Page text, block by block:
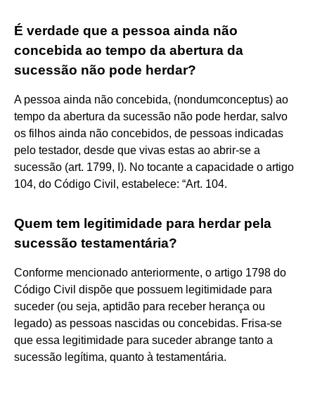
É verdade que a pessoa ainda não
concebida ao tempo da abertura da
sucessão não pode herdar?
A pessoa ainda não concebida, (nondumconceptus) ao
tempo da abertura da sucessão não pode herdar, salvo
os filhos ainda não concebidos, de pessoas indicadas
pelo testador, desde que vivas estas ao abrir-se a
sucessão (art. 1799, I). No tocante a capacidade o artigo
104, do Código Civil, estabelece: “Art. 104.
Quem tem legitimidade para herdar pela
sucessão testamentária?
Conforme mencionado anteriormente, o artigo 1798 do
Código Civil dispõe que possuem legitimidade para
suceder (ou seja, aptidão para receber herança ou
legado) as pessoas nascidas ou concebidas. Frisa-se
que essa legitimidade para suceder abrange tanto a
sucessão legítima, quanto à testamentária.